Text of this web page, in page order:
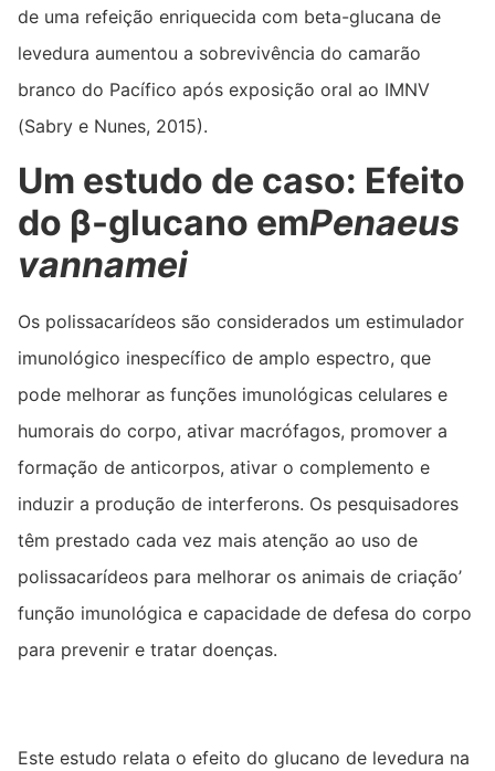
de uma refeição enriquecida com beta-glucana de
levedura aumentou a sobrevivência do camarão
branco do Pacífico após exposição oral ao IMNV
(Sabry e Nunes, 2015).
Um estudo de caso: Efeito
do β-glucano emPenaeus
vannamei
Os polissacarídeos são considerados um estimulador
imunológico inespecífico de amplo espectro, que
pode melhorar as funções imunológicas celulares e
humorais do corpo, ativar macrófagos, promover a
formação de anticorpos, ativar o complemento e
induzir a produção de interferons. Os pesquisadores
têm prestado cada vez mais atenção ao uso de
polissacarídeos para melhorar os animais de criação’
função imunológica e capacidade de defesa do corpo
para prevenir e tratar doenças.
Este estudo relata o efeito do glucano de levedura na